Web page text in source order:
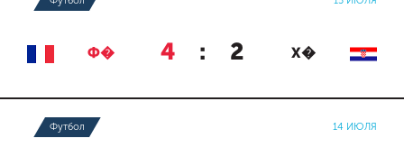
Ф� 4 : 2 Х�
Футбол 14 ИЮЛЯ